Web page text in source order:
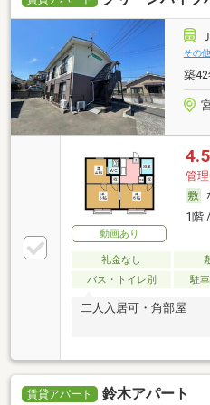
その
築
動画あり
管
1階
礼金なし
バス・トイレ別
駐
二人入居可・角部屋
賃貸アパート 鈴木アパート